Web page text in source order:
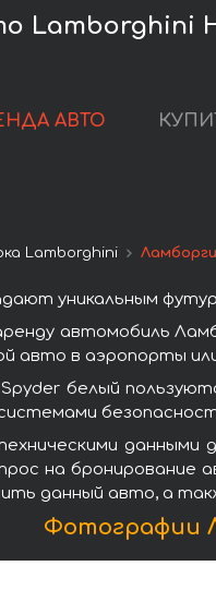
Lamborghini
АВТО
Lamborghini
уникальным
автомобиль
авто в аэропорты
белый
на бронирование
данный авто, а
Фотографии